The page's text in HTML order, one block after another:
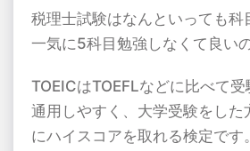
税理士試験はなんといっても科
一気に5科目勉強しなくて良い
TOEICはTOEFLなどに比べて
通用しやすく、大学受験をした
にハイスコアを取れる検定です。